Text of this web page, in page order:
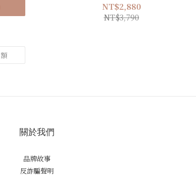
NT$2,880
NT$3,790
關於我們
品牌故事
反詐騙聲明